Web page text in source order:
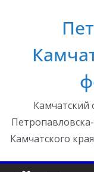
Камчатский
Камчатского